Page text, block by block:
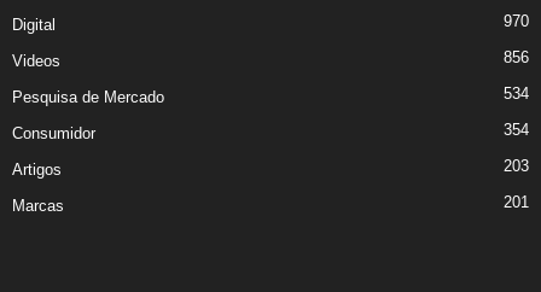
Digital 970
Videos 856
Pesquisa de Mercado 534
Consumidor 354
Artigos 203
Marcas 201